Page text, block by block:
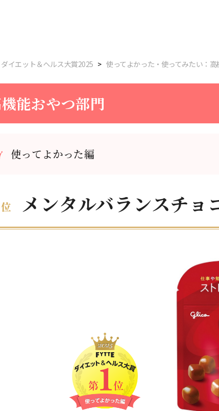
ダイエット＆ヘルス大賞2025 使ってよかった・使ってみたい：
能おやつ部門
使ってよかった編
メンタルバランスチ